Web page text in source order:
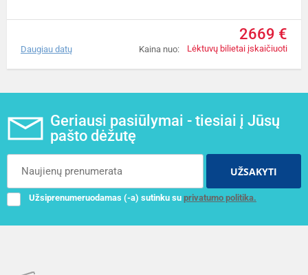
Kaina nuo:
2669 €
Lėktuvų bilietai įskaičiuoti
Daugiau datų
Geriausi pasiūlymai - tiesiai į Jūsų
pašto dėžutę
UŽSAKYTI
Užsiprenumeruodamas (-a) sutinku su privatumo politika.